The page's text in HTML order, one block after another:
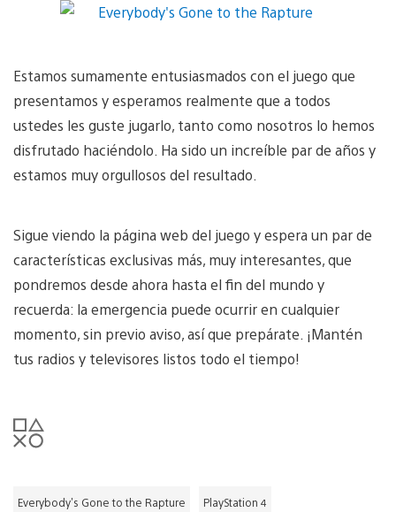
Estamos sumamente entusiasmados con el juego que
presentamos y esperamos realmente que a todos
ustedes les guste jugarlo, tanto como nosotros lo hemos
disfrutado haciéndolo. Ha sido un increíble par de años y
estamos muy orgullosos del resultado.
Sigue viendo la página web del juego y espera un par de
características exclusivas más, muy interesantes, que
pondremos desde ahora hasta el fin del mundo y
recuerda: la emergencia puede ocurrir en cualquier
momento, sin previo aviso, así que prepárate. ¡Mantén
tus radios y televisores listos todo el tiempo!
Everybody's Gone to the Rapture PlayStation 4